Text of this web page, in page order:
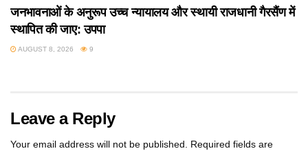
जनभावनाओं के अनुरूप उच्च न्यायालय और स्थायी राजधानी गैरसैंण में
स्थापित की जाए: उपपा
AUGUST 8, 2026 9
Leave a Reply
Your email address will not be published.
Required fields are